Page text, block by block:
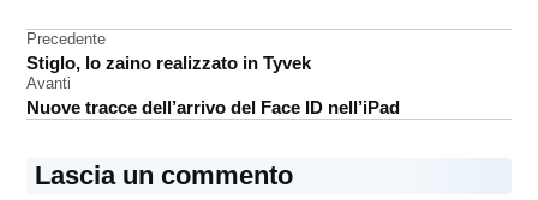
Navigazione
articoli
Precedente
Stiglo, lo zaino realizzato in Tyvek
Avanti
Nuove tracce dell’arrivo del Face ID nell’iPad
Lascia un commento